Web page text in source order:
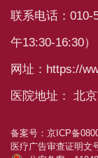
联系电话：010-
午13:30-16:30
网址：https://
医院地址： 北
备案号： 京ICP备
医疗广告审查证明文